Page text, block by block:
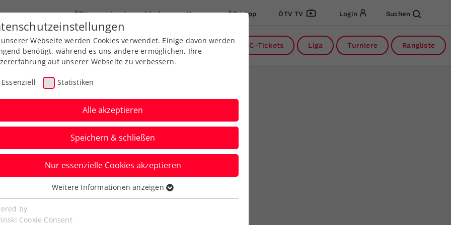
ÖTV Landesverbände News ÖTV App ÖTV TV Login Suchen
Ausbildung Services Über uns DC-Tickets Liga Turniere Rangliste
Oberleitner,
die Jugend zeigen
Webseite werden Cookies verwendet. Einige davon werden
benötigt, während es uns andere ermöglichen, Ihre
auf unserer Webseite zu verbessern.
Essenziell Statistiken
Alle akzeptieren
Speichern & schließen
Nur essenzielle Cookies akzeptieren
Cookies werden für grundlegende Funktionen der
benötigt. Dadurch ist gewährleistet, dass die Webseite
Weitere Informationen anzeigen
by
Cookie Consent